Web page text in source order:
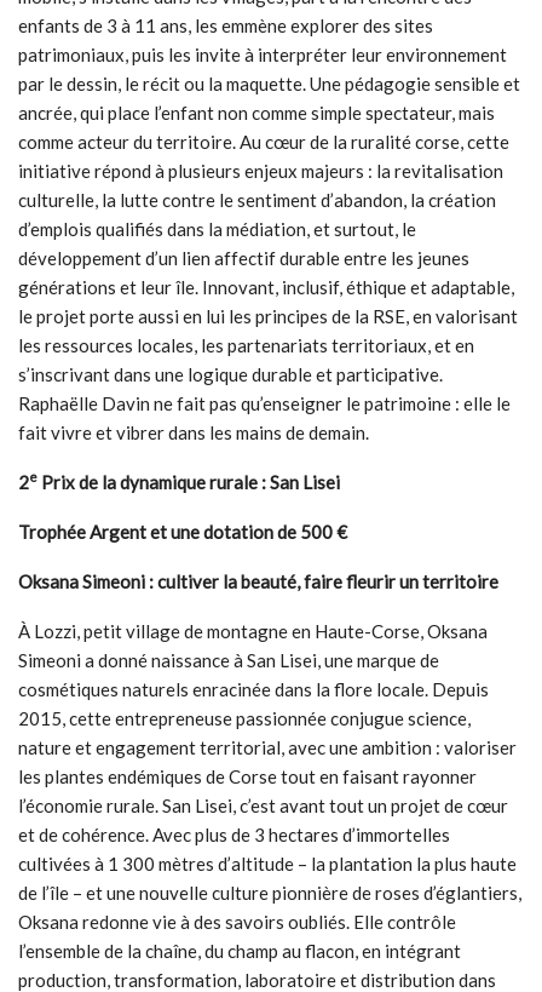
enfants de 3 à 11 ans, les emmène explorer des sites
patrimoniaux, puis les invite à interpréter leur environnement
par le dessin, le récit ou la maquette. Une pédagogie sensible et
ancrée, qui place l’enfant non comme simple spectateur, mais
comme acteur du territoire. Au cœur de la ruralité corse, cette
initiative répond à plusieurs enjeux majeurs : la revitalisation
culturelle, la lutte contre le sentiment d’abandon, la création
d’emplois qualifiés dans la médiation, et surtout, le
développement d’un lien affectif durable entre les jeunes
générations et leur île. Innovant, inclusif, éthique et adaptable,
le projet porte aussi en lui les principes de la RSE, en valorisant
les ressources locales, les partenariats territoriaux, et en
s’inscrivant dans une logique durable et participative.
Raphaëlle Davin ne fait pas qu’enseigner le patrimoine : elle le
fait vivre et vibrer dans les mains de demain.
2e Prix de la dynamique rurale : San Lisei
Trophée Argent et une dotation de 500 €
Oksana Simeoni : cultiver la beauté, faire fleurir un territoire
À Lozzi, petit village de montagne en Haute-Corse, Oksana
Simeoni a donné naissance à San Lisei, une marque de
cosmétiques naturels enracinée dans la flore locale. Depuis
2015, cette entrepreneuse passionnée conjugue science,
nature et engagement territorial, avec une ambition : valoriser
les plantes endémiques de Corse tout en faisant rayonner
l’économie rurale. San Lisei, c’est avant tout un projet de cœur
et de cohérence. Avec plus de 3 hectares d’immortelles
cultivées à 1 300 mètres d’altitude – la plantation la plus haute
de l’île – et une nouvelle culture pionnière de roses d’églantiers,
Oksana redonne vie à des savoirs oubliés. Elle contrôle
l’ensemble de la chaîne, du champ au flacon, en intégrant
production, transformation, laboratoire et distribution dans